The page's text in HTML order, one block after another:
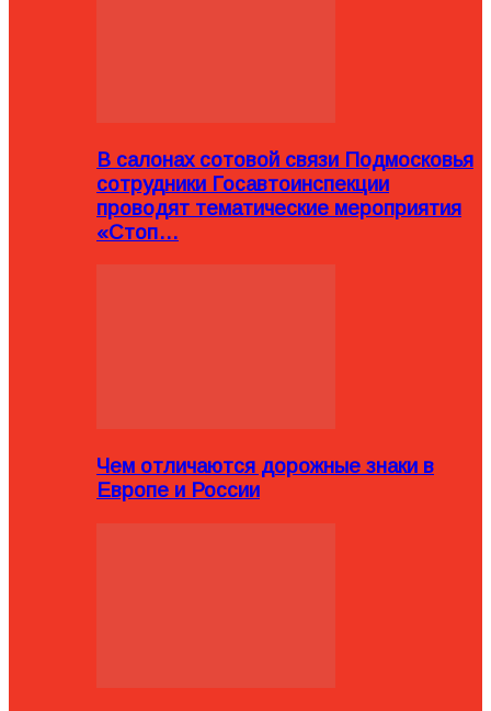
В салонах сотовой связи Подмосковья
сотрудники Госавтоинспекции
проводят тематические мероприятия
«Стоп…
Чем отличаются дорожные знаки в
Европе и России